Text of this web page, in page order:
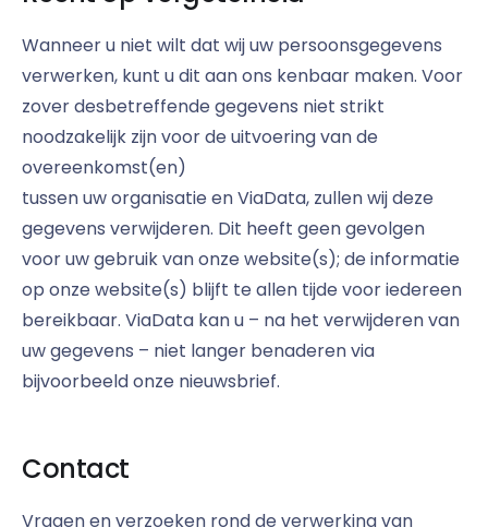
Wanneer u niet wilt dat wij uw persoonsgegevens
verwerken, kunt u dit aan ons kenbaar maken. Voor
zover desbetreffende gegevens niet strikt
noodzakelijk zijn voor de uitvoering van de
overeenkomst(en)
tussen uw organisatie en ViaData, zullen wij deze
gegevens verwijderen. Dit heeft geen gevolgen
voor uw gebruik van onze website(s); de informatie
op onze website(s) blijft te allen tijde voor iedereen
bereikbaar. ViaData kan u – na het verwijderen van
uw gegevens – niet langer benaderen via
bijvoorbeeld onze nieuwsbrief.
Contact
Vragen en verzoeken rond de verwerking van